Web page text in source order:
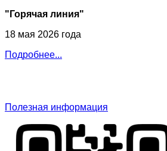
"Горячая линия"
18 мая 2026 года
Подробнее...
Полезная информация